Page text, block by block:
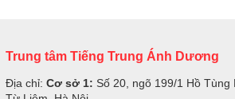
Trung tâm Tiếng Trung Ánh Dương
Địa chỉ: Cơ sở 1: Số 20, ngõ 199/1 Hồ Tùng